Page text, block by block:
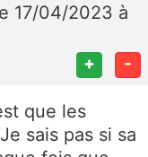
17/04/2023 à
+ -
que les
sais pas si sa